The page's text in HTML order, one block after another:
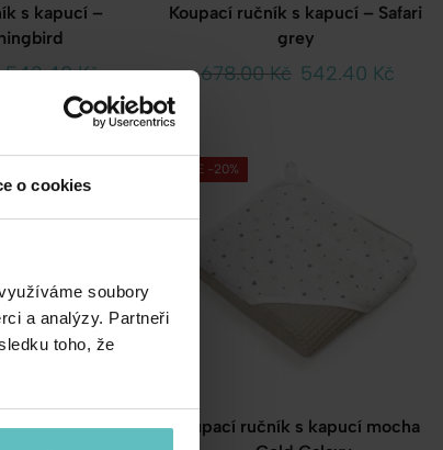
o cookies
soubory
a analýzy. Partneři
toho, že
s kapucí –
542.40Kč
Koupací ručník s kapucí – Safari
grey
678.00Kč 542.40 Kč
s kapucí –
SALE -20%
Koupací ručník s kapucí mocha